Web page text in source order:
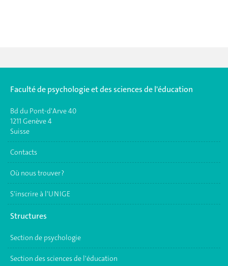
Faculté de psychologie et des sciences de l'éducation
Bd du Pont-d'Arve 40
1211 Genève 4
Suisse
Contacts
Où nous trouver ?
S'inscrire à l'UNIGE
Structures
Section de psychologie
Section des sciences de l'éducation